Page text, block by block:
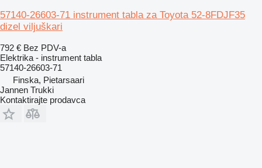
57140-26603-71 instrument tabla za Toyota 52-8FDJF35
dizel viljuškari
792 € Bez PDV-a
Elektrika - instrument tabla
57140-26603-71
Finska, Pietarsaari
Jannen Trukki
Kontaktirajte prodavca